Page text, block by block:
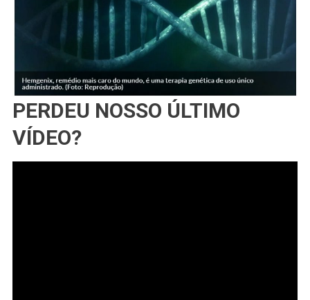
PERDEU NOSSO ÚLTIMO
VÍDEO?